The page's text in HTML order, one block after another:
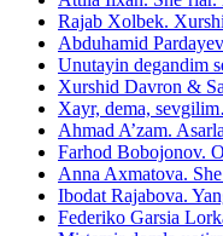
Rajab Xolbek.
Abduhamid
Unutayin degandim
Xurshid Davron &
Xayr, dema,
Ahmad A’zam.
Farhod Bobojonov.
Anna Axmatova.
Ibodat Rajabova.
Federiko Garsia